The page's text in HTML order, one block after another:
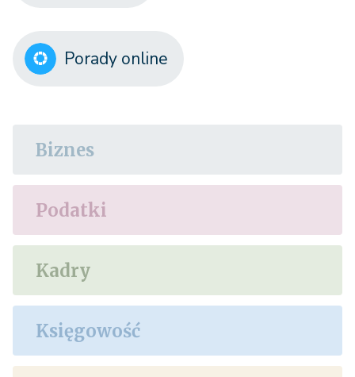
Porady online
Biznes
Podatki
Kadry
Księgowość